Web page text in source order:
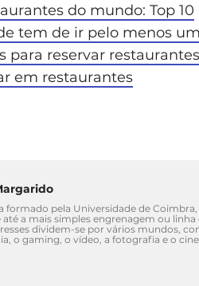
do mundo: Top 10
tem de ir pelo menos
para reservar restaurantes
em restaurantes
formado pela Universidade de
até a mais simples engrenagem ou linha
dividem-se por vários mundos,
o gaming, o vídeo, a fotografia e o